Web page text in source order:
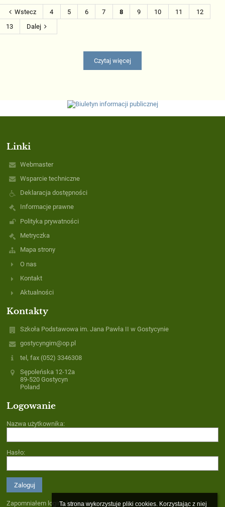
Ta strona wykorzystuje pliki cookies. Korzystając z niej
Wstecz 4 5 6 7 8 9 10 11
12
13
Dalej
Czytaj więcej
Linki
Webmaster
Wsparcie techniczne
Deklaracja dostępności
Informacje prawne
Polityka prywatności
Metryczka
Mapa strony
O nas
Kontakt
Aktualności
Kontakty
Szkoła Podstawowa im. Jana Pawła II w Gostycynie
gostycyngim@op.pl
tel, fax (052) 3346308
Sępoleńska 12-12a
89-520 Gostycyn
Poland
Logowanie
Nazwa użytkownika:
Hasło:
Zapomniałem loginu lub hasła